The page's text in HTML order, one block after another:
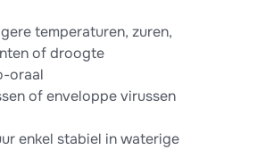
temperaturen, zuren,
of droogte
oraal
of enveloppe virussen
enkel stabiel in waterige